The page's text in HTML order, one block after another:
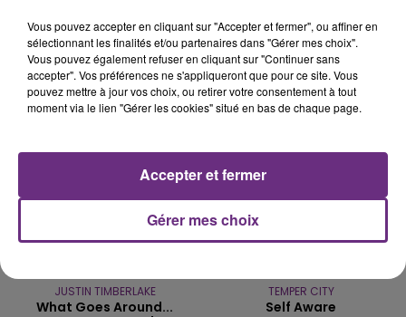
ARIANA GRANDE & KENDJI
One Last Time (attends-
Moi)
TAYLOR SWIFT
I Knew It, I Knew You
21h04
21h04
JUSTIN TIMBERLAKE
What Goes Around...
21h01
21h01
TEMPER CITY
Self Aware
Vous pouvez accepter en cliquant sur "Accepter et fermer", ou affiner en
sélectionnant les finalités et/ou partenaires dans "Gérer mes choix".
Vous pouvez également refuser en cliquant sur "Continuer sans
accepter". Vos préférences ne s'appliqueront que pour ce site. Vous
pouvez mettre à jour vos choix, ou retirer votre consentement à tout
moment via le lien "Gérer les cookies" situé en bas de chaque page.
Gérer mes choix
Accepter et fermer